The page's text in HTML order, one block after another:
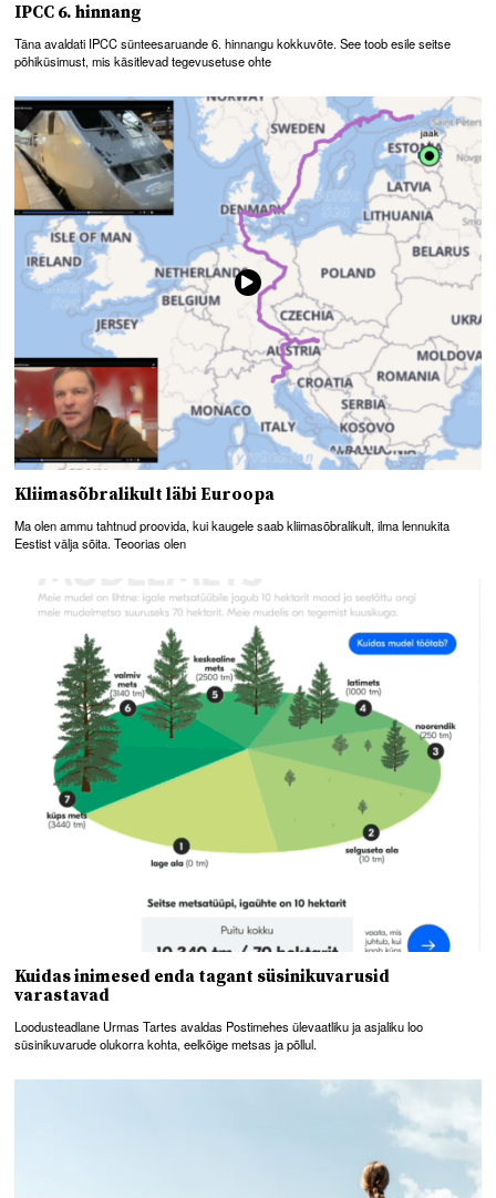
IPCC 6. hinnang
Täna avaldati IPCC sünteesaruande 6. hinnangu kokkuvõte. See toob esile seitse
põhiküsimust, mis käsitlevad tegevusetuse ohte
Kliimasõbralikult läbi Euroopa
Ma olen ammu tahtnud proovida, kui kaugele saab kliimasõbralikult, ilma lennukita
Eestist välja sõita. Teoorias olen
Kuidas inimesed enda tagant süsinikuvarusid
varastavad
Loodusteadlane Urmas Tartes avaldas Postimehes ülevaatliku ja asjaliku loo
süsinikuvarude olukorra kohta, eelkõige metsas ja põllul.